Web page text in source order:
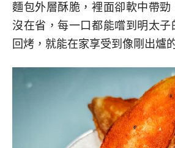
麵包外層酥脆，裡面卻軟中帶
沒在省，每一口都能嚐到明太子
回烤，就能在家享受到像剛出爐